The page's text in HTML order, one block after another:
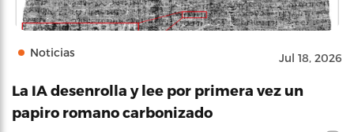
Noticias Jul 18, 2026
La IA desenrolla y lee por primera vez un
papiro romano carbonizado